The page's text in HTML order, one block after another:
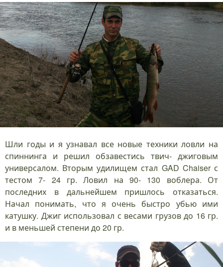
Шли годы и я узнавал все новые техники ловли на
спиннинга и решил обзавестись твич- джиговым
универсалом. Вторым удилищем стал GAD Chaiser с
тестом 7- 24 гр. Ловил на 90- 130 воблера. От
последних в дальнейшем пришлось отказаться.
Начал понимать, что я очень быстро убью ими
катушку. Джиг использовал с весами грузов до 16 гр.
и в меньшей степени до 20 гр.